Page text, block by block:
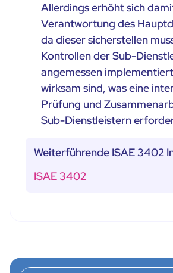
Allerdings erhöht sich
Verantwortung des
da dieser sicherstellen
Kontrollen der Sub-
angemessen
wirksam sind, was eine
Prüfung und
Sub-Dienstleistern
Weiterführende ISAE 3402
ISAE 3402